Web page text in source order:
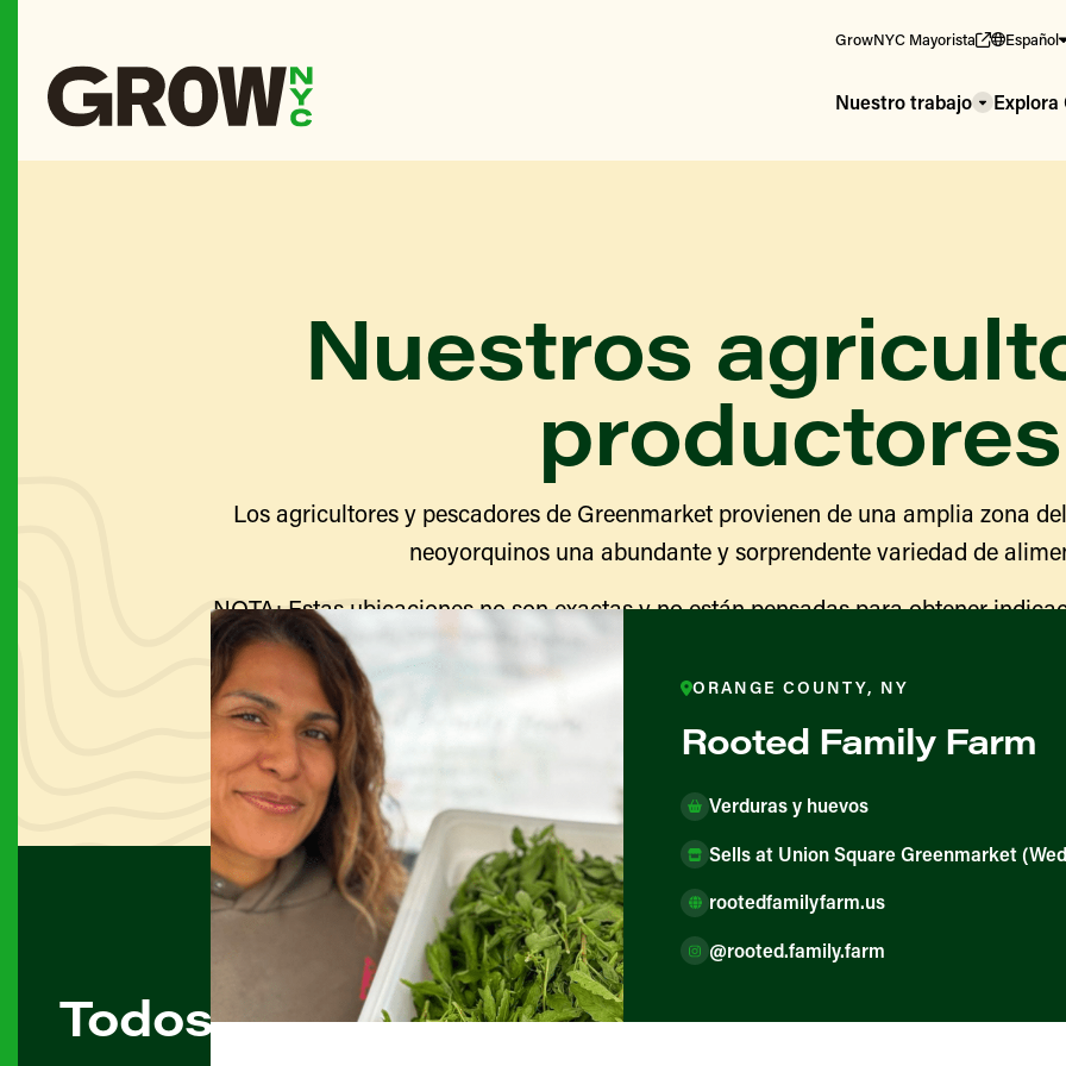
GrowNYC Mayorista Español
Nuestro trabajo Explora
Nuestros
productores
Los agricultores y pescadores de Greenmarket provienen de una amplia zona
neoyorquinos una abundante y sorprendente variedad de
NOTA: Estas ubicaciones no son exactas y no están pensadas para obtener
Visite el sitio web de cada granja para obtener información sobre las
indicaciones para llegar.
Todos los agricultores y productores
ORANGE COUNTY, NY
Rooted Family Farm
Verduras y huevos
Sells at Union Square Greenmarket
rootedfamilyfarm.us
@rooted.family.farm